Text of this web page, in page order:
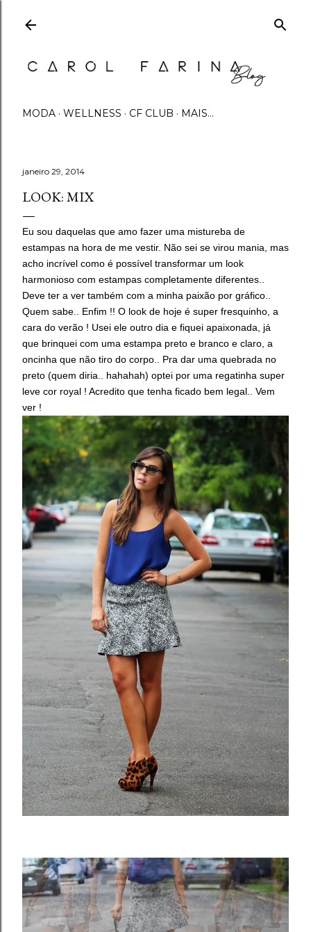
MODA WELLNESS CF CLUB MAIS…
janeiro 29, 2014
LOOK: MIX
Eu sou daquelas que amo fazer uma mistureba de
estampas na hora de me vestir. Não sei se virou mania, mas
acho incrível como é possível transformar um look
harmonioso com estampas completamente diferentes..
Deve ter a ver também com a minha paixão por gráfico..
Quem sabe.. Enfim !! O look de hoje é super fresquinho, a
cara do verão ! Usei ele outro dia e fiquei apaixonada, já
que brinquei com uma estampa preto e branco e claro, a
oncinha que não tiro do corpo.. Pra dar uma quebrada no
preto (quem diria.. hahahah) optei por uma regatinha super
leve cor royal ! Acredito que tenha ficado bem legal.. Vem
ver !